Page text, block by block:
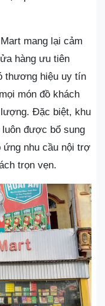
mang lại cảm
hàng ưu tiên
thương hiệu uy tín
món đồ khách
Đặc biệt, khu
được bổ sung
ứng nhu cầu nội trợ
trọn vẹn.